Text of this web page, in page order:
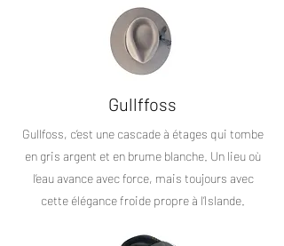
Gullffoss
Gullfoss, c’est une cascade à étages qui tombe
en gris argent et en brume blanche. Un lieu où
l’eau avance avec force, mais toujours avec
cette élégance froide propre à l’Islande.